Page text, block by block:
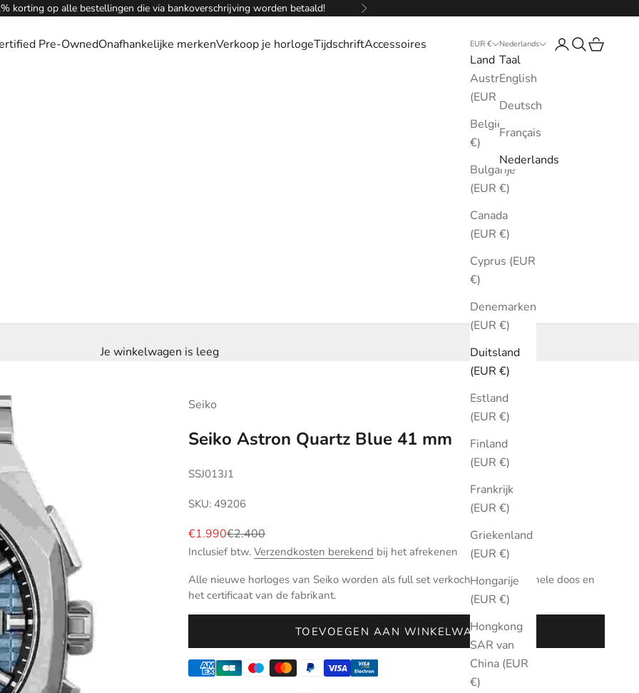
korting op alle bestellingen die via bankoverschrijving worden betaald! Volgende
Pre-OwnedOnafhankelijke merkenVerkoop je horlogeTijdschriftAccessoires EUR €
Land
Australië
(EUR €)
België (EUR
€)
Bulgarije
(EUR €)
Canada
(EUR €)
Cyprus (EUR
€)
Denemarken
(EUR €)
Duitsland
(EUR €)
Estland
(EUR €)
Finland
(EUR €)
Frankrijk
(EUR €)
Griekenland
(EUR €)
Hongarije
(EUR €)
Hongkong
SAR van
China (EUR
€)
Nederlands
Taal
English
Deutsch
Français
Nederlands
Inloggen
Zoeken
Je winkelwagen is leeg
Seiko
Seiko Astron Quartz Blue 41 mm
SSJ013J1
SKU: 49206
Aanbiedingsprijs
€1.990Normale prijs
€2.400
Inclusief btw. Verzendkosten berekend bij het afrekenen
Alle nieuwe horloges van Seiko worden als full set verkocht met de originele doos en
het certificaat van de fabrikant.
TOEVOEGEN AAN WINKELWAGEN